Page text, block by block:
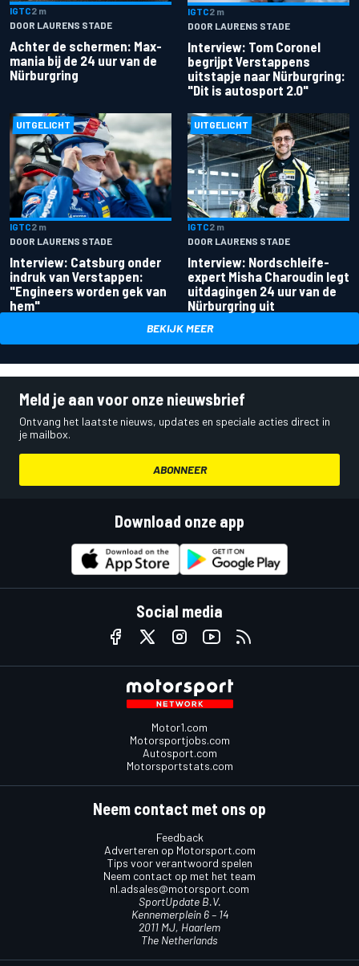
IGTC2 m
DOOR LAURENS STADE
Achter de schermen: Max-
mania bij de 24 uur van de
Nürburgring
IGTC2 m
DOOR LAURENS STADE
Interview: Tom Coronel
begrijpt Verstappens
uitstapje naar Nürburgring:
"Dit is autosport 2.0"
UITGELICHT
IGTC2 m
DOOR LAURENS STADE
Interview: Catsburg onder
indruk van Verstappen:
"Engineers worden gek van
hem"
UITGELICHT
IGTC2 m
DOOR LAURENS STADE
Interview: Nordschleife-
expert Misha Charoudin legt
uitdagingen 24 uur van de
Nürburgring uit
BEKIJK MEER
Meld je aan voor onze nieuwsbrief
Ontvang het laatste nieuws, updates en speciale acties direct in
je mailbox.
ABONNEER
Download onze app
Social media
Motor1.com
Motorsportjobs.com
Autosport.com
Motorsportstats.com
Neem contact met ons op
Feedback
Adverteren op Motorsport.com
Tips voor verantwoord spelen
Neem contact op met het team
nl.adsales@motorsport.com
SportUpdate B.V.
Kennemerplein 6 – 14
2011 MJ, Haarlem
The Netherlands